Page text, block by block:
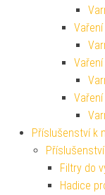
Příslušenství k
Filtry do
Hadice